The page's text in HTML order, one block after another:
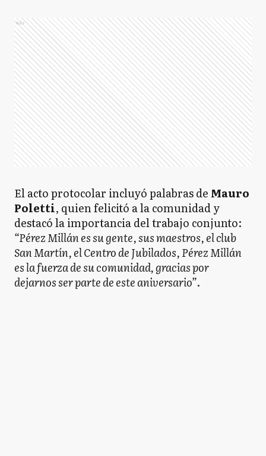
Ads
El acto protocolar incluyó palabras de Mauro
Poletti, quien felicitó a la comunidad y
destacó la importancia del trabajo conjunto:
“Pérez Millán es su gente, sus maestros, el club
San Martín, el Centro de Jubilados, Pérez Millán
es la fuerza de su comunidad, gracias por
dejarnos ser parte de este aniversario”.